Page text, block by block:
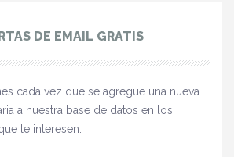
DE EMAIL GRATIS
cada vez que se agregue una nueva
a nuestra base de datos en los
le interesen.